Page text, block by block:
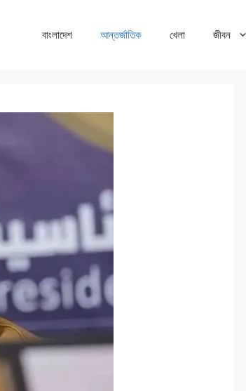
বাংলাদেশ আন্তর্জাতিক খেলা জীবন